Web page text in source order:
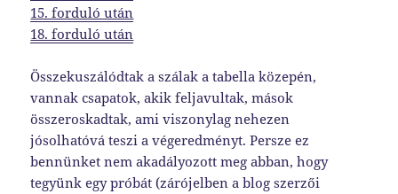
15. forduló után
18. forduló után
Összekuszálódtak a szálak a tabella közepén,
vannak csapatok, akik feljavultak, mások
összeroskadtak, ami viszonylag nehezen
jósolhatóvá teszi a végeredményt. Persze ez
bennünket nem akadályozott meg abban, hogy
tegyünk egy próbát (zárójelben a blog szerzői